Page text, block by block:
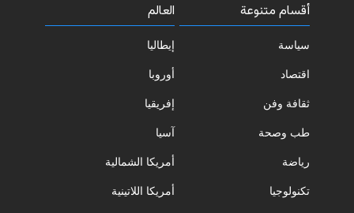
أقسام متنوعة
سياسة
اقتصاد
ثقافة وفن
طب وصحة
رياضة
تكنولوجيا
العالم
إيطاليا
أوروبا
إفريقيا
آسيا
أمريكا الشمالية
أمريكا اللاتينية